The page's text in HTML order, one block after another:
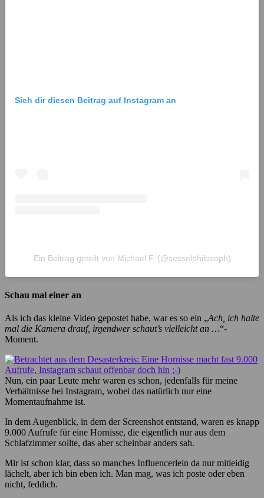
Sieh dir diesen Beitrag auf Instagram an
Ein Beitrag geteilt von Michael F. (@sesselphilosoph)
Schau mal einer an
Als ich das kleine Video gepostet habe, war es so ein „Ach, ich halte
mal die Kamera drauf, irgendwer schaut’s vielleicht an …“-
Moment.
Nun, ein paar Leute mehr waren es schon, jedenfalls für meine
Verhältnisse bei Instagram, wobei das natürlich nur eine
Momentaufnahme ist.
In dem Augenblick, in dem der Screenshot entstand, waren es knapp
9.000 Aufrufe für eine Hornisse, die eigentlich nur aus dem
Schlafzimmer sollte, das aber scheinbar anders sah.
Mir ist schon klar, dass so manches Influencerlein da nur mitleidig
lächelt, aber ich bin eben ich. Man mag, was ich poste oder eben
nicht, feddich.